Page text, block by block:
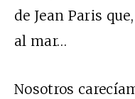
de Jean Paris
al mar…
Nosotros